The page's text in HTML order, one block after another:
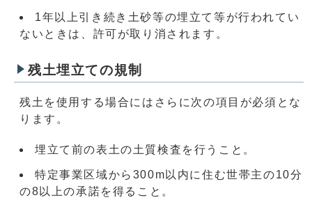
1年以上引き続き土砂等の埋立て等が行われてい
ないときは、許可が取り消されます。
残土埋立ての規制
残土を使用する場合にはさらに次の項目が必須とな
ります。
埋立て前の表土の土質検査を行うこと。
特定事業区域から300m以内に住む世帯主の10分
の8以上の承諾を得ること。